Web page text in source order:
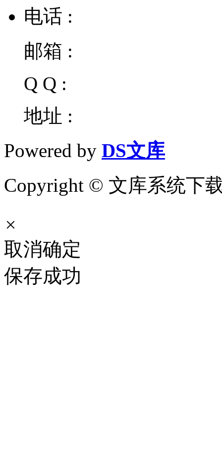
电话 :
邮箱 :
Q Q :
地址 :
Powered by DS文库
Copyright © 文库系统下
×
取消确定
保存成功